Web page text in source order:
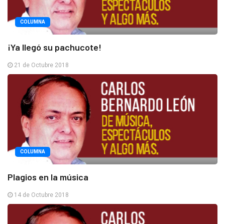
COLUMNA
¡Ya llegó su pachucote!
21 de Octubre 2018
COLUMNA
Plagios en la música
14 de Octubre 2018